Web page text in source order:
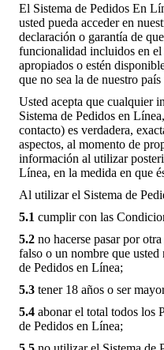
El Sistema de Pedidos En
usted pueda acceder en
declaración o garantía de
funcionalidad incluidos en el
apropiados o estén
que no sea la de nuestro
Usted acepta que cualquier
Sistema de Pedidos en
contacto) es verdadera,
aspectos, al momento de
información al utilizar
Línea, en la medida en que
Al utilizar el Sistema de
5.1 cumplir con las
5.2 no hacerse pasar por
falso o un nombre que usted
de Pedidos en Línea;
5.3 tener 18 años o ser
5.4 abonar el total todos los
de Pedidos en Línea;